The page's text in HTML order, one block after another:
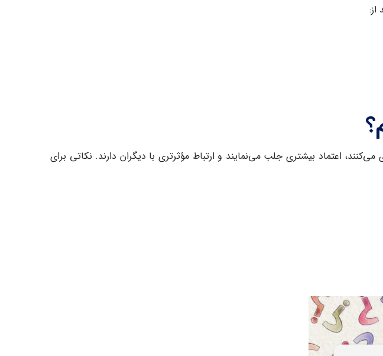
از:
اعتماد بیشتری جلب می‌نمایند و ارتباط مؤثرتری با دیگران دارند. نکاتی برای